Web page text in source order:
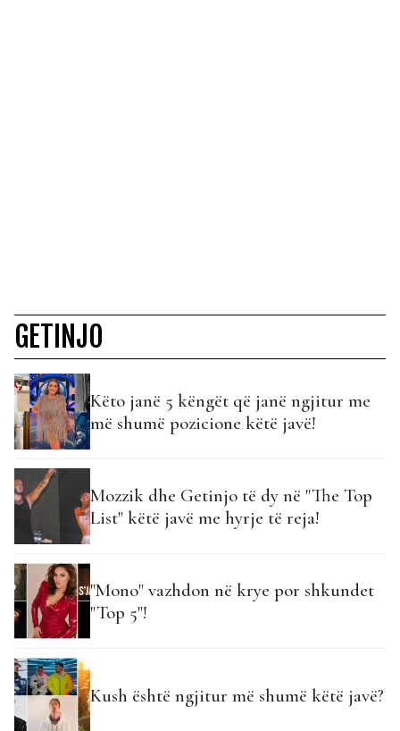
GETINJO
Këto janë 5 këngët që janë ngjitur me
më shumë pozicione këtë javë!
Mozzik dhe Getinjo të dy në "The Top
List" këtë javë me hyrje të reja!
"Mono" vazhdon në krye por shkundet
"Top 5"!
Kush është ngjitur më shumë këtë javë?